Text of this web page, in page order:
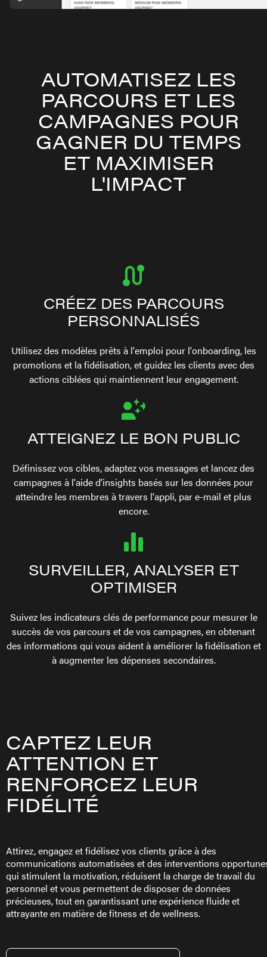
AUTOMATISEZ LES
PARCOURS ET LES
CAMPAGNES POUR
GAGNER DU TEMPS
ET MAXIMISER
L'IMPACT
CRÉEZ DES PARCOURS
PERSONNALISÉS
Utilisez des modèles prêts à l'emploi pour l'onboarding, les
promotions et la fidélisation, et guidez les clients avec des
actions ciblées qui maintiennent leur engagement.
ATTEIGNEZ LE BON PUBLIC
Définissez vos cibles, adaptez vos messages et lancez des
campagnes à l'aide d'insights basés sur les données pour
atteindre les membres à travers l'appli, par e-mail et plus
encore.
SURVEILLER, ANALYSER ET
OPTIMISER
Suivez les indicateurs clés de performance pour mesurer le
succès de vos parcours et de vos campagnes, en obtenant
des informations qui vous aident à améliorer la fidélisation et
à augmenter les dépenses secondaires.
CAPTEZ LEUR
ATTENTION ET
RENFORCEZ LEUR
FIDÉLITÉ
Attirez, engagez et fidélisez vos clients grâce à des
communications automatisées et des interventions
qui stimulent la motivation, réduisent la charge de travail du
personnel et vous permettent de disposer de données
précieuses, tout en garantissant une expérience fluide et
attrayante en matière de fitness et de wellness.